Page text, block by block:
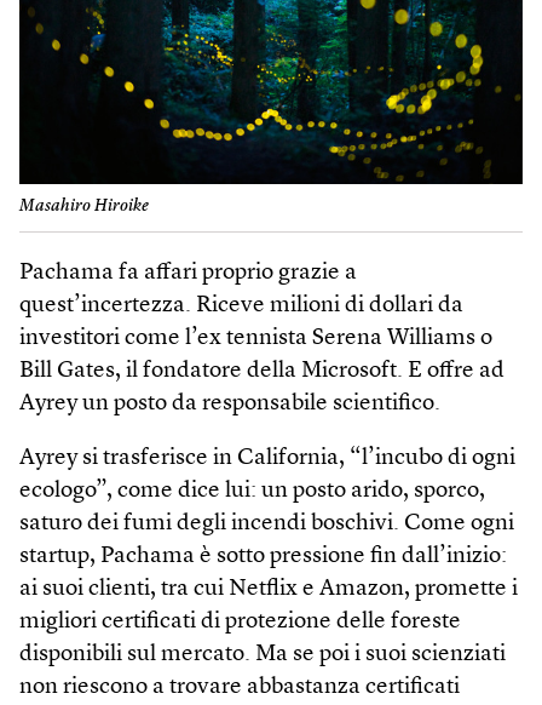
Masahiro Hiroike
Pachama fa affari proprio grazie a
quest’incertezza. Riceve milioni di dollari da
investitori come l’ex tennista Serena Williams o
Bill Gates, il fondatore della Microsoft. E offre ad
Ayrey un posto da responsabile scientifico.
Ayrey si trasferisce in California, “l’incubo di ogni
ecologo”, come dice lui: un posto arido, sporco,
saturo dei fumi degli incendi boschivi. Come ogni
startup, Pachama è sotto pressione fin dall’inizio:
ai suoi clienti, tra cui Netflix e Amazon, promette i
migliori certificati di protezione delle foreste
disponibili sul mercato. Ma se poi i suoi scienziati
non riescono a trovare abbastanza certificati